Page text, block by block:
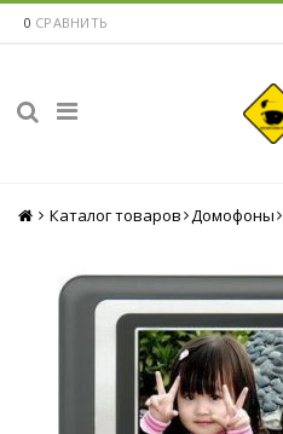
0 СРАВНИТЬ
Главная
Каталог товаров Домофоны